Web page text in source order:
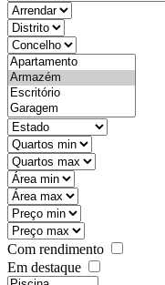
objective
districtId
countyId
types
state
mintypo
maxtypo
minarea
maxarea
minprice
maxprice
Com rendimento
Em destaque